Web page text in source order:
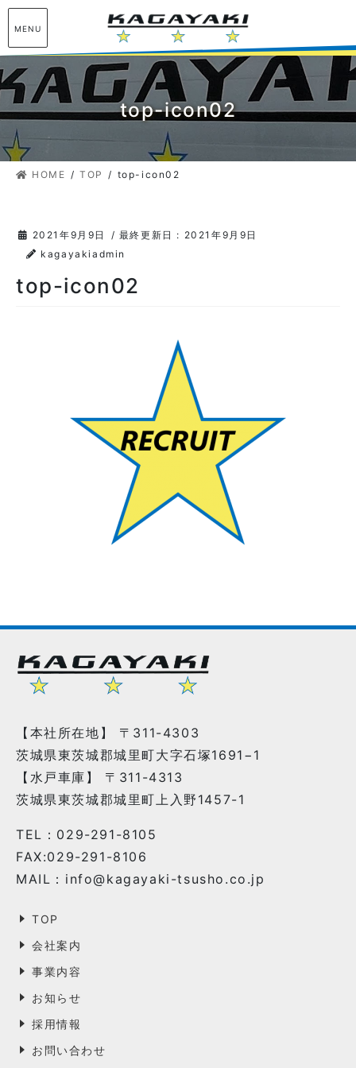
コ
テ
ン
ツ
に
移
動
ナ
ゲ
ー
シ
ョ
ン
に
移
top-icon02
HOME TOP top-icon02
2021年9月9日 / 最終更新日 : 2021年9月9日
kagayakiadmin
top-icon02
【本社所在地】 〒311-4303
茨城県東茨城郡城里町大字石塚1691−1
【水戸車庫】 〒311-4313
茨城県東茨城郡城里町上入野1457-1
TEL：029-291-8105
FAX:029-291-8106
MAIL：info@kagayaki-tsusho.co.jp
TOP
会社案内
事業内容
お知らせ
採用情報
お問い合わせ
MENU